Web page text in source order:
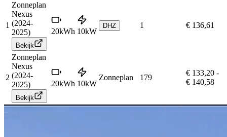
1
Zonneplan
Nexus
(2024-
2025)
Bekijk
20kWh 10kW
DHZ 1 € 136,61
2
Zonneplan
Nexus
(2024-
2025)
Bekijk
20kWh 10kW
Zonneplan 179
€ 133,20 -
€ 140,58